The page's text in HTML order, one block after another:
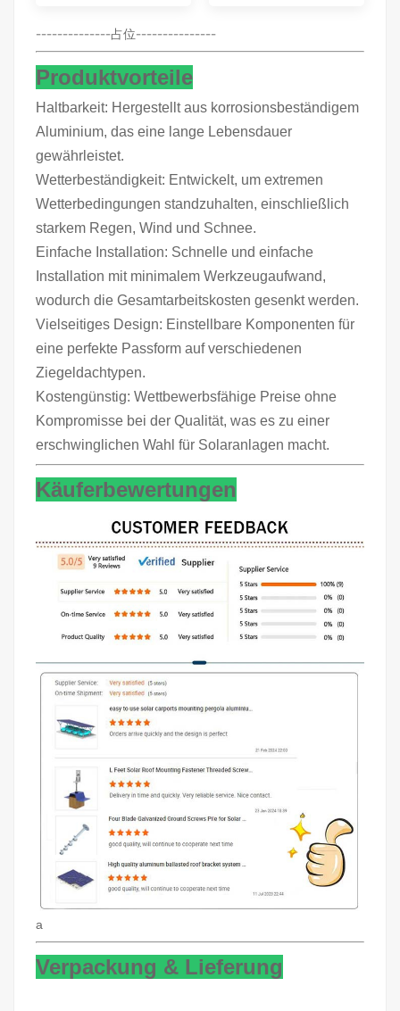
--------------占位---------------
Produktvorteile
Haltbarkeit: Hergestellt aus korrosionsbeständigem
Aluminium, das eine lange Lebensdauer
gewährleistet.
Wetterbeständigkeit: Entwickelt, um extremen
Wetterbedingungen standzuhalten, einschließlich
starkem Regen, Wind und Schnee.
Einfache Installation: Schnelle und einfache
Installation mit minimalem Werkzeugaufwand,
wodurch die Gesamtarbeitskosten gesenkt werden.
Vielseitiges Design: Einstellbare Komponenten für
eine perfekte Passform auf verschiedenen
Ziegeldachtypen.
Kostengünstig: Wettbewerbsfähige Preise ohne
Kompromisse bei der Qualität, was es zu einer
erschwinglichen Wahl für Solaranlagen macht.
Käuferbewertungen
a
Verpackung & Lieferung